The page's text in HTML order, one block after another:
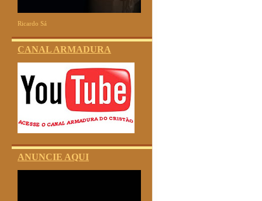
Ricardo Sá
CANAL ARMADURA
ANUNCIE AQUI